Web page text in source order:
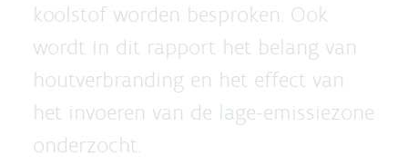
koolstof worden besproken. Ook
wordt in dit rapport het belang van
houtverbranding en het effect van
het invoeren van de lage-emissiezone
onderzocht.